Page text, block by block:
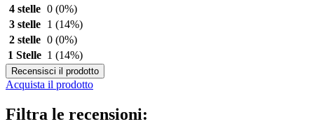
4 stelle 0 (0%)
3 stelle
1 (14%)
2 stelle 0 (0%)
1 Stelle 1 (14%)
Recensisci il prodotto
Acquista il prodotto
Filtra le recensioni: